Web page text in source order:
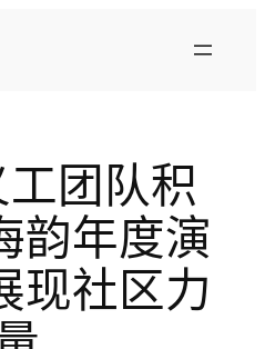
团队积
韵年度演
现社区力